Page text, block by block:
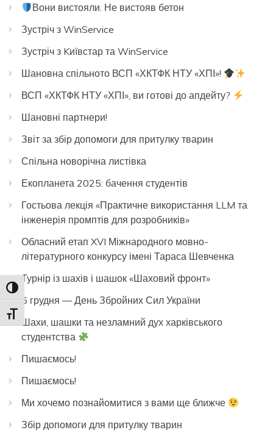
Toggle High Contrast
Toggle Font size
Вони вистояли. Не вистояв бетон
Зустріч з WinService
Зустріч з Kиївстар та WinService
Шановна спільното ВСП «ХКТФК НТУ «ХПІ»!
ВСП «ХКТФК НТУ «ХПІ», ви готові до апдейту?
Шановні партнери!
Звіт за збір допомоги для притулку тварин
Спільна новорічна листівка
Екопланета 2025: бачення студентів
Гостьова лекція «Практичне використання LLM та
інженерія промптів для розробників»
Обласний етап XVI Міжнародного мовно-
літературного конкурсу імені Тараса Шевченка
Турнір із шахів і шашок «Шаховий фронт»
6 грудня — День Збройних Сил України
Шахи, шашки та незламний дух харківського
студентства
Пишаємось!
Пишаємось!
Ми хочемо познайомитися з вами ще ближче
Збір допомоги для притулку тварин